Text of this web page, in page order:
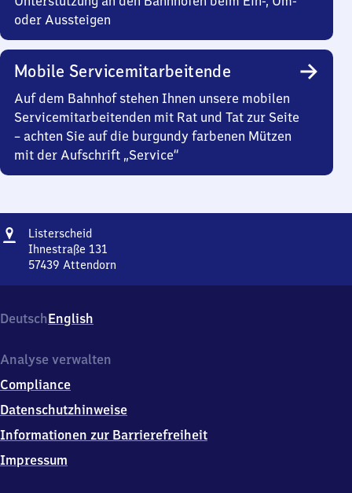
oder Aussteigen
Mobile Servicemitarbeitende
Auf dem Bahnhof stehen Ihnen unsere mobilen
Servicemitarbeitenden mit Rat und Tat zur Seite
– achten Sie auf die burgundy farbenen Mützen
mit der Aufschrift „Service“
Adresse
ListerscheidListerscheid
Ihnestraße 131
57439 Attendorn
131,
5
4
9
Attendorn
DeutschEnglish
Analyse verwalten
Compliance
Datenschutzhinweise
Informationen zur Barrierefreiheit
Impressum